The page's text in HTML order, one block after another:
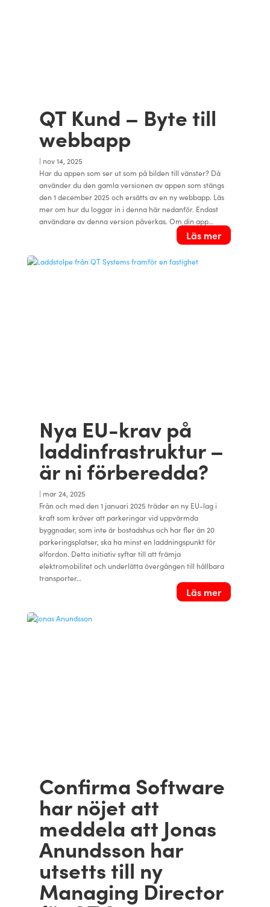
QT Kund – Byte till
webbapp
| nov 14, 2025
Har du appen som ser ut som på bilden till vänster? Då
använder du den gamla versionen av appen som stängs
den 1 december 2025 och ersätts av en ny webbapp. Läs
mer om hur du loggar in i denna här nedanför. Endast
användare av denna version påverkas. Om din app…
Läs mer
Nya EU-krav på
laddinfrastruktur –
är ni förberedda?
| mar 24, 2025
Från och med den 1 januari 2025 träder en ny EU-lag i
kraft som kräver att parkeringar vid uppvärmda
byggnader, som inte är bostadshus och har fler än 20
parkeringsplatser, ska ha minst en laddningspunkt för
elfordon. Detta initiativ syftar till att främja
elektromobilitet och underlätta övergången till hållbara
transporter…
Läs mer
Confirma Software
har nöjet att
meddela att Jonas
Anundsson har
utsetts till ny
Managing Director